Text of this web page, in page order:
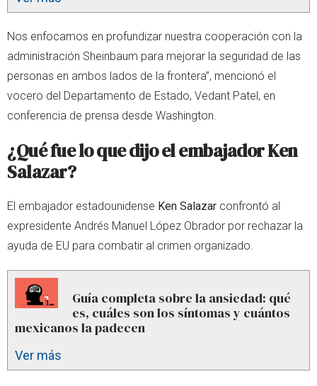
Nos enfocamos en profundizar nuestra cooperación con la
administración Sheinbaum para mejorar la seguridad de las
personas en ambos lados de la frontera”, mencionó el
vocero del Departamento de Estado, Vedant Patel, en
conferencia de prensa desde Washington.
¿Qué fue lo que dijo el embajador Ken
Salazar?
El embajador estadounidense Ken Salazar confrontó al
expresidente Andrés Manuel López Obrador por rechazar la
ayuda de EU para combatir al crimen organizado.
Guía completa sobre la ansiedad: qué
es, cuáles son los síntomas y cuántos
mexicanos la padecen
Ver más